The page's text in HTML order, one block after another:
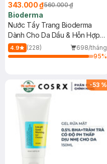
343.000 ₫560.000 ₫
Bioderma
Nước Tẩy Trang Bioderma
Dành Cho Da Dầu & Hỗn Hợp
500ml
4.9 (228)
698/tháng
95%
-53 %